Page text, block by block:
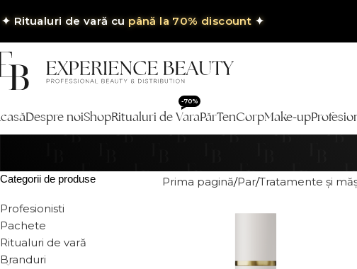
✦ Ritualuri de vară cupână la 70% discount ✦
Despre noiShopRitualuri de Vara
-70%
PărTenCorpMake-up
Categorii de produse
Profesionisti
Pachete
Ritualuri de vară
Branduri
Prima pagină Par Tratamente și